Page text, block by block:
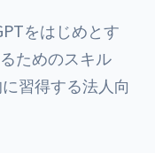
をはじめとす
ためのスキル
習得する法人向